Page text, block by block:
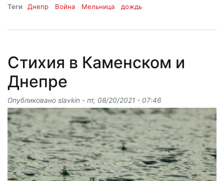
Теги Днепр Война Мельница дождь
Стихия в Каменском и
Днепре
Опубликовано slavkin - пт, 08/20/2021 - 07:46